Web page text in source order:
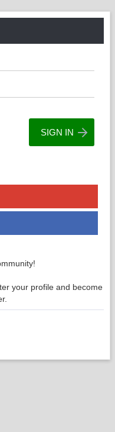
your profile and become